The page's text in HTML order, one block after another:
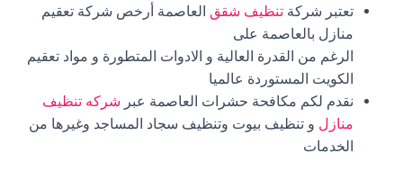
تعتبر شركة تنظيف شقق العاصمة أرخص شركة تعقيم
منازل بالعاصمة على
الرغم من القدرة العالية و الادوات المتطورة و مواد تعقيم
الكويت المستوردة عالميا
نقدم لكم مكافحة حشرات العاصمة عبر شركه تنظيف
منازل و تنظيف بيوت وتنظيف سجاد المساجد وغيرها من
الخدمات